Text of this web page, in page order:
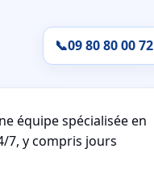
📞09 80 80 00 72
équipe spécialisée en
7, y compris jours